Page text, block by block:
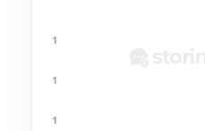
1
1
1